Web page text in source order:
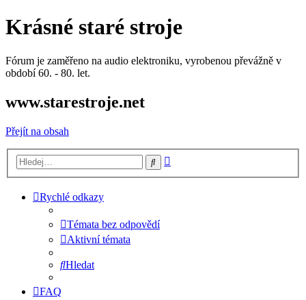
Krásné staré stroje
Fórum je zaměřeno na audio elektroniku, vyrobenou převážně v
období 60. - 80. let.
www.starestroje.net
Přejít na obsah
Hledat
Rychlé odkazy
Témata bez odpovědí
Aktivní témata
Hledat
FAQ